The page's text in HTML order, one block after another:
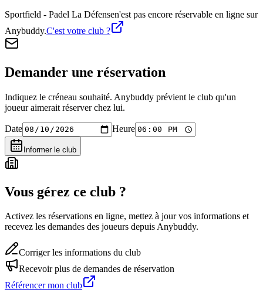
Sportfield - Padel La Défensen'est pas encore réservable en ligne sur
Anybuddy.C'est votre club ?
Demander une réservation
Indiquez le créneau souhaité. Anybuddy prévient le club qu'un
joueur aimerait réserver chez lui.
Date Heure
Informer le club
Vous gérez ce club ?
Activez les réservations en ligne, mettez à jour vos informations et
recevez les demandes des joueurs depuis Anybuddy.
Corriger les informations du club
Recevoir plus de demandes de réservation
Référencer mon club